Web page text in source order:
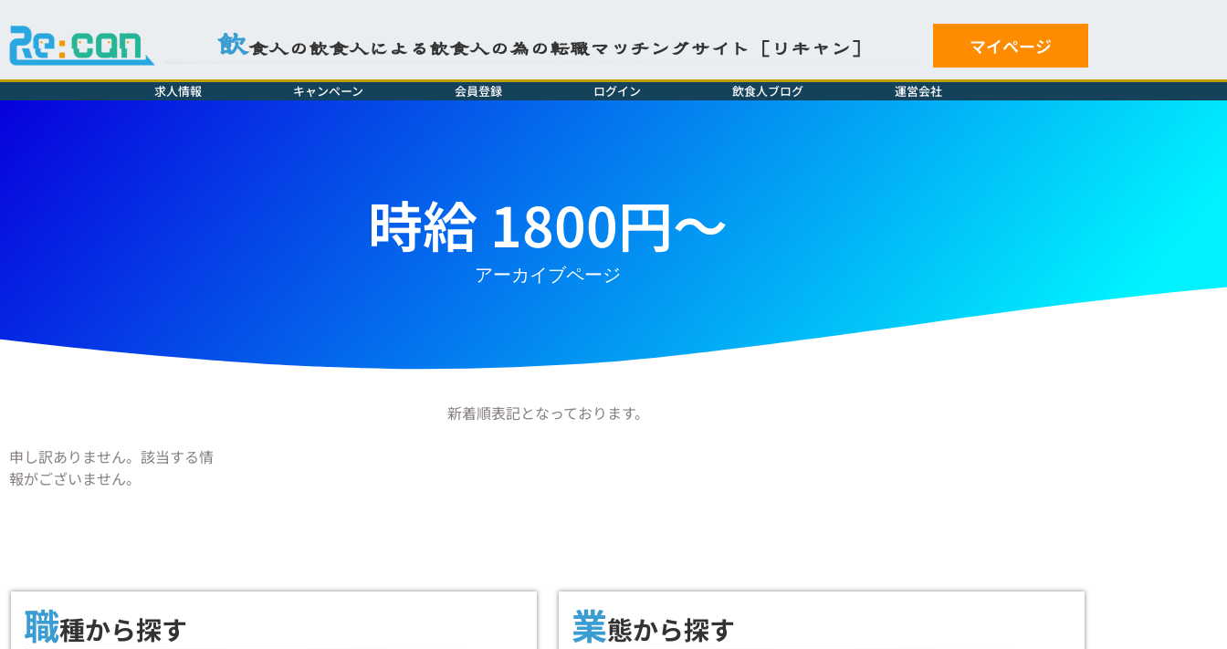
飲食人の飲食人による飲食人の為の転職マッチングサイト［リキャン］ マイページ
求人情報 キャンペーン 会員登録 ログイン 飲食人ブログ 運営会社
時給 1800円～
アーカイブページ
新着順表記となっております。
申し訳ありません。該当する情
報がございません。
職種から探す 業態から探す